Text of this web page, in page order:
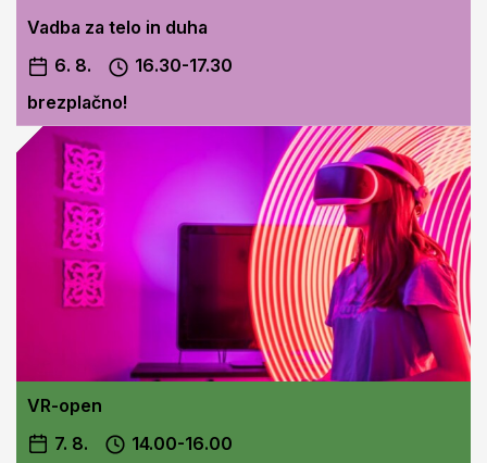
Vadba za telo in duha
6. 8.
16.30-17.30
brezplačno!
VR-open
7. 8.
14.00-16.00